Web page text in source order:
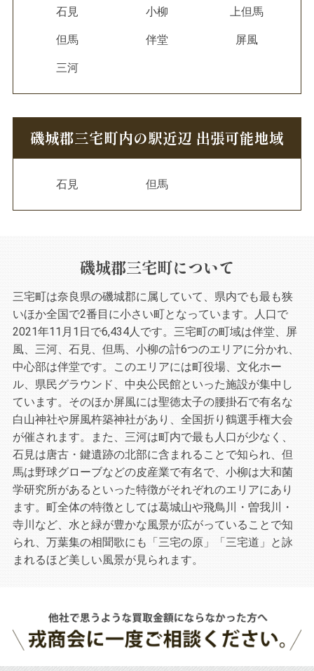
石見 小柳 上但馬
但馬 伴堂 屏風
三河
磯城郡三宅町内の駅近辺 出張可能地域
石見 但馬
磯城郡三宅町について
三宅町は奈良県の磯城郡に属していて、県内でも最も狭
いほか全国で2番目に小さい町となっています。人口で
2021年11月1日で6,434人です。三宅町の町域は伴堂、屏
風、三河、石見、但馬、小柳の計6つのエリアに分かれ、
中心部は伴堂です。このエリアには町役場、文化ホー
ル、県民グラウンド、中央公民館といった施設が集中し
ています。そのほか屏風には聖徳太子の腰掛石で有名な
白山神社や屏風杵築神社があり、全国折り鶴選手権大会
が催されます。また、三河は町内で最も人口が少なく、
石見は唐古・鍵遺跡の北部に含まれることで知られ、但
馬は野球グローブなどの皮産業で有名で、小柳は大和菌
学研究所があるといった特徴がそれぞれのエリアにあり
ます。町全体の特徴としては葛城山や飛鳥川・曽我川・
寺川など、水と緑が豊かな風景が広がっていることで知
られ、万葉集の相聞歌にも「三宅の原」「三宅道」と詠
まれるほど美しい風景が見られます。